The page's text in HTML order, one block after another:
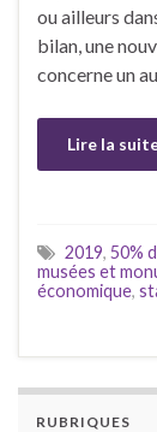
ou ailleurs
bilan, une
concerne un
Lire la
2019, 50%
musées et
économique,
RUBRIQUES